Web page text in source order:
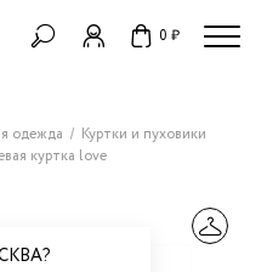
0 ₽
одежда
Куртки и пуховики
куртка love